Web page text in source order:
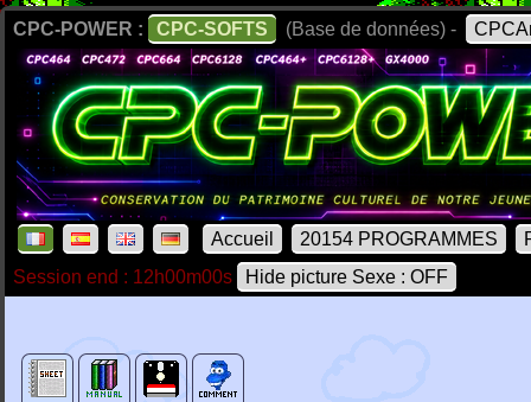
CPC-POWER : CPC-SOFTS (Base de données) -
Accueil 20154 PROGRAMMES
Session end : 12h00m00s
Hide picture Sexe : OFF